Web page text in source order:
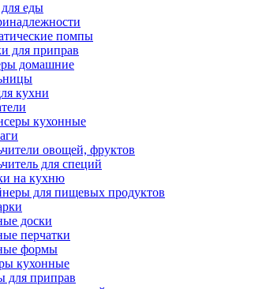
еды
помпы
для приправ
домашние
кухни
кухонные
овощей, фруктов
для специй
на кухню
для пищевых продуктов
доски
перчатки
формы
кухонные
для приправ